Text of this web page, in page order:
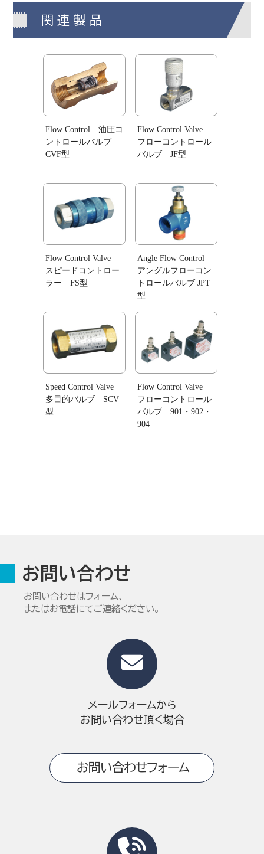
関連製品
Flow Control 油圧コ
ントロールバルブ
CVF型
Flow Control Valve
フローコントロール
バルブ JF型
Flow Control Valve
スピードコントロー
ラー FS型
Angle Flow Control
アングルフローコン
トロールバルブ JPT
型
Speed Control Valve
多目的バルブ SCV
型
Flow Control Valve
フローコントロール
バルブ 901・902・
904
お問い合わせ
お問い合わせはフォーム、
またはお電話にてご連絡ください。
メールフォームから
お問い合わせ頂く場合
お問い合わせフォーム